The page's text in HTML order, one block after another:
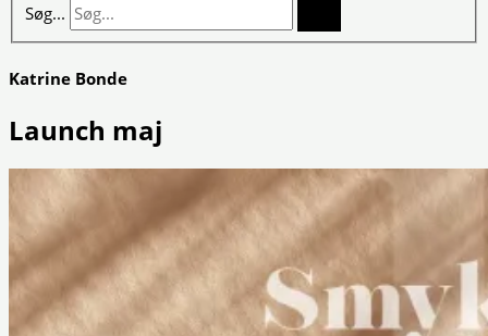
Søg...
Katrine Bonde
Launch maj